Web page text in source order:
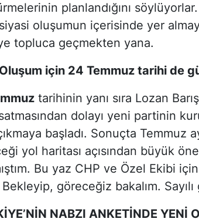
planlandığını
oluşumun içerisinde yer
topluca geçmekten yana.
için 24 Temmuz tarihi de
tarihinin yanı sıra Lozan
dolayı yeni partinin
başladı. Sonuçta Temmuz
yol haritası açısından büyük
Bu yaz CHP ve Özel Ekibi
göreceğiz bakalım.
NABZI ANKETİNDE YENİ